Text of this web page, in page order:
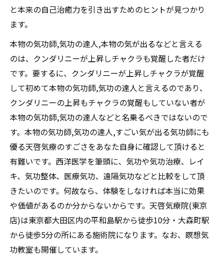
と本来の自己治癒力を引き出すためのヒントが見つかり
ます。
本物の気功師,気功の達人,本物の気が出るなどと言える
のは、クンダリニーが上昇しチャクラも覚醒した者だけ
です。要するに、クンダリニーが上昇しチャクラが覚醒
して初めて本物の気功師,気功の達人と言えるのであり、
クンダリニーの上昇もチャクラの覚醒もしていない者が
本物の気功師,気功の達人などと名乗るべきではないので
す。本物の気功師,気功の達人,すごい気が出る気功師にも
優る天啓気療のすごさをあなた自身に確認して頂けると
有難いです。西洋医学を筆頭に、気功や気功治療、レイ
キ、気功整体、医療気功、遠隔気功などと比較をして頂
きたいのです。何故なら、体験をしなければ本当に効果
や価値があるのか分からないからです。天啓気療院(東京
店)は東京都大田区内の平和島駅から徒歩10分・大森町駅
から徒歩5分の所にある施術院になります。なお、瞑想気
功教室も開催しています。